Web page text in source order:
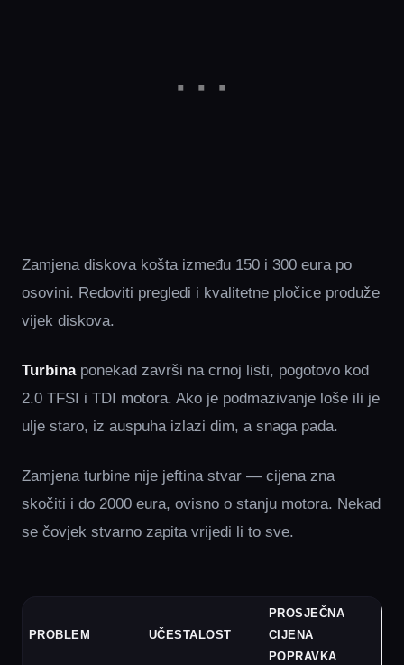
Zamjena diskova košta između 150 i 300 eura po
osovini. Redoviti pregledi i kvalitetne pločice produže
vijek diskova.
Turbinaponekad završi na crnoj listi, pogotovo kod
2.0 TFSI i TDI motora. Ako je podmazivanje loše ili je
ulje staro, iz auspuha izlazi dim, a snaga pada.
Zamjena turbine nije jeftina stvar — cijena zna
skočiti i do 2000 eura, ovisno o stanju motora. Nekad
se čovjek stvarno zapita vrijedi li to sve.
PROBLEM UČESTALOST
PROSJEČNA
CIJENA
POPRAVKA